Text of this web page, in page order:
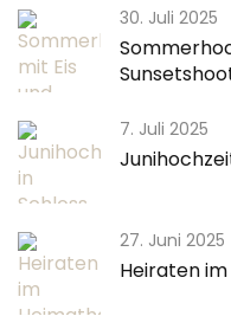
30. Juli 2025
7. Juli 2025
27. Juni 2025
Heiraten